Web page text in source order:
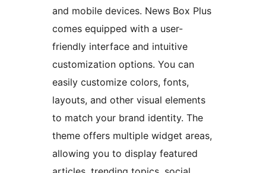
and mobile devices. News Box Plus
comes equipped with a user-
friendly interface and intuitive
customization options. You can
easily customize colors, fonts,
layouts, and other visual elements
to match your brand identity. The
theme offers multiple widget areas,
allowing you to display featured